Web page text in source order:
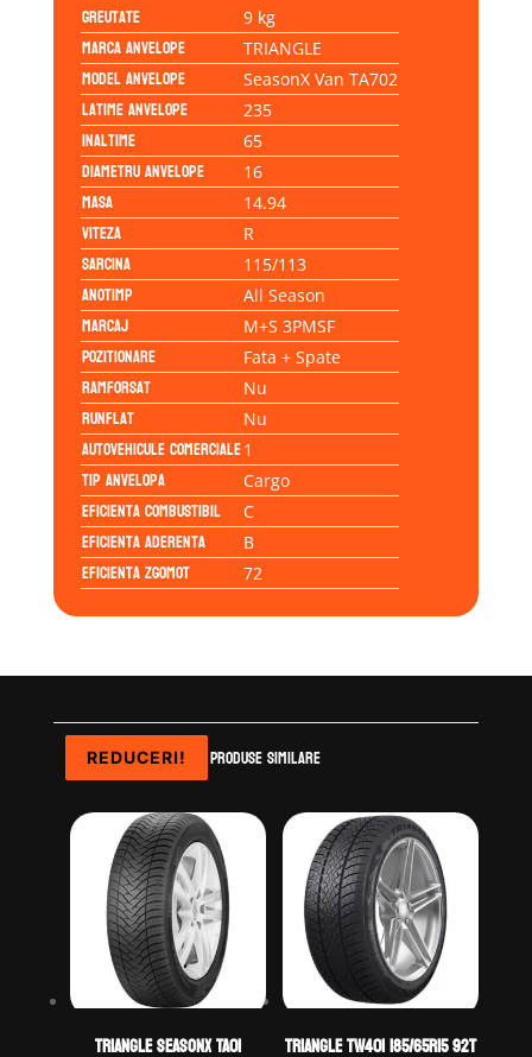
Greutate 9 kg
Marca anvelope TRIANGLE
Model anvelope SeasonX Van TA702
Latime anvelope 235
Inaltime 65
Diametru anvelope 16
Masa 14.94
Viteza R
Sarcina 115/113
Anotimp All Season
Marcaj M+S 3PMSF
Pozitionare Fata + Spate
Ramforsat Nu
Runflat Nu
Autovehicule comerciale1
Tip anvelopa Cargo
Eficienta Combustibil C
Eficienta Aderenta B
Eficienta Zgomot 72
Produse similare
REDUCERI!
TRIANGLE SEASONX TA01
REDUCERI!
TRIANGLE TW401 185/65R15 92T
REDUCERI!
REDUCERI!